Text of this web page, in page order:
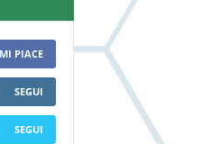
MI PIACE
SEGUI
SEGUI